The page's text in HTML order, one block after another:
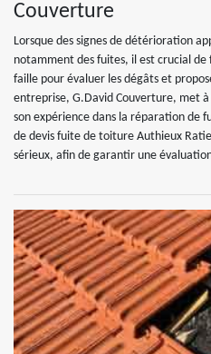
Couverture
Lorsque des signes de détérioration
notamment des fuites, il est crucial de
faille pour évaluer les dégâts et
entreprise, G.David Couverture, met
son expérience dans la réparation de
de devis fuite de toiture Authieux
sérieux, afin de garantir une